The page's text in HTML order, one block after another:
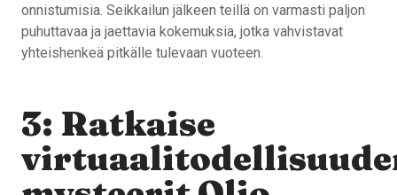
onnistumisia. Seikkailun jälkeen teillä on varmasti paljon
puhuttavaa ja jaettavia kokemuksia, jotka vahvistavat
yhteishenkeä pitkälle tulevaan vuoteen.
3: Ratkaise